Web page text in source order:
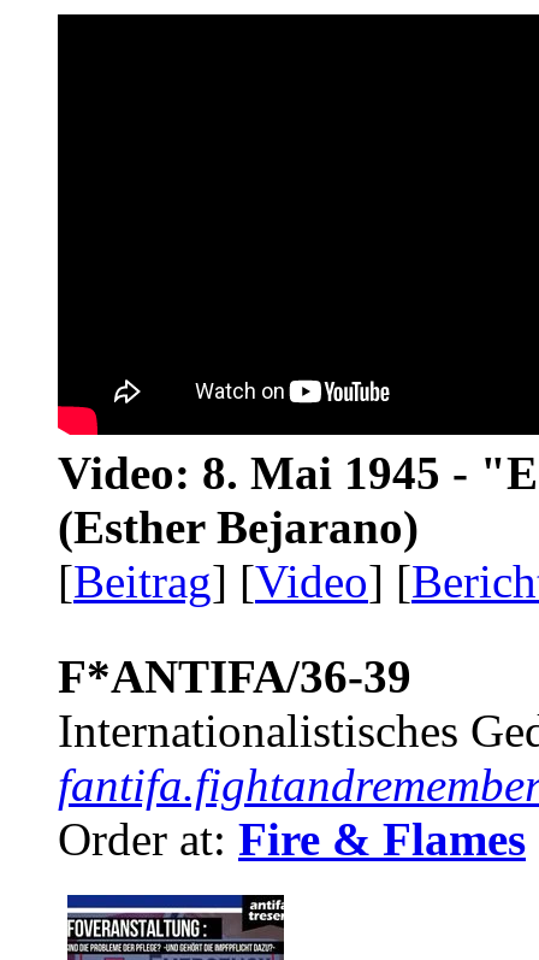
Video: 8. Mai 1945 -
(Esther Bejarano)
[Beitrag] [Video] [
F*ANTIFA/36-39
Internationalistisches
Order at: Fire & Flames